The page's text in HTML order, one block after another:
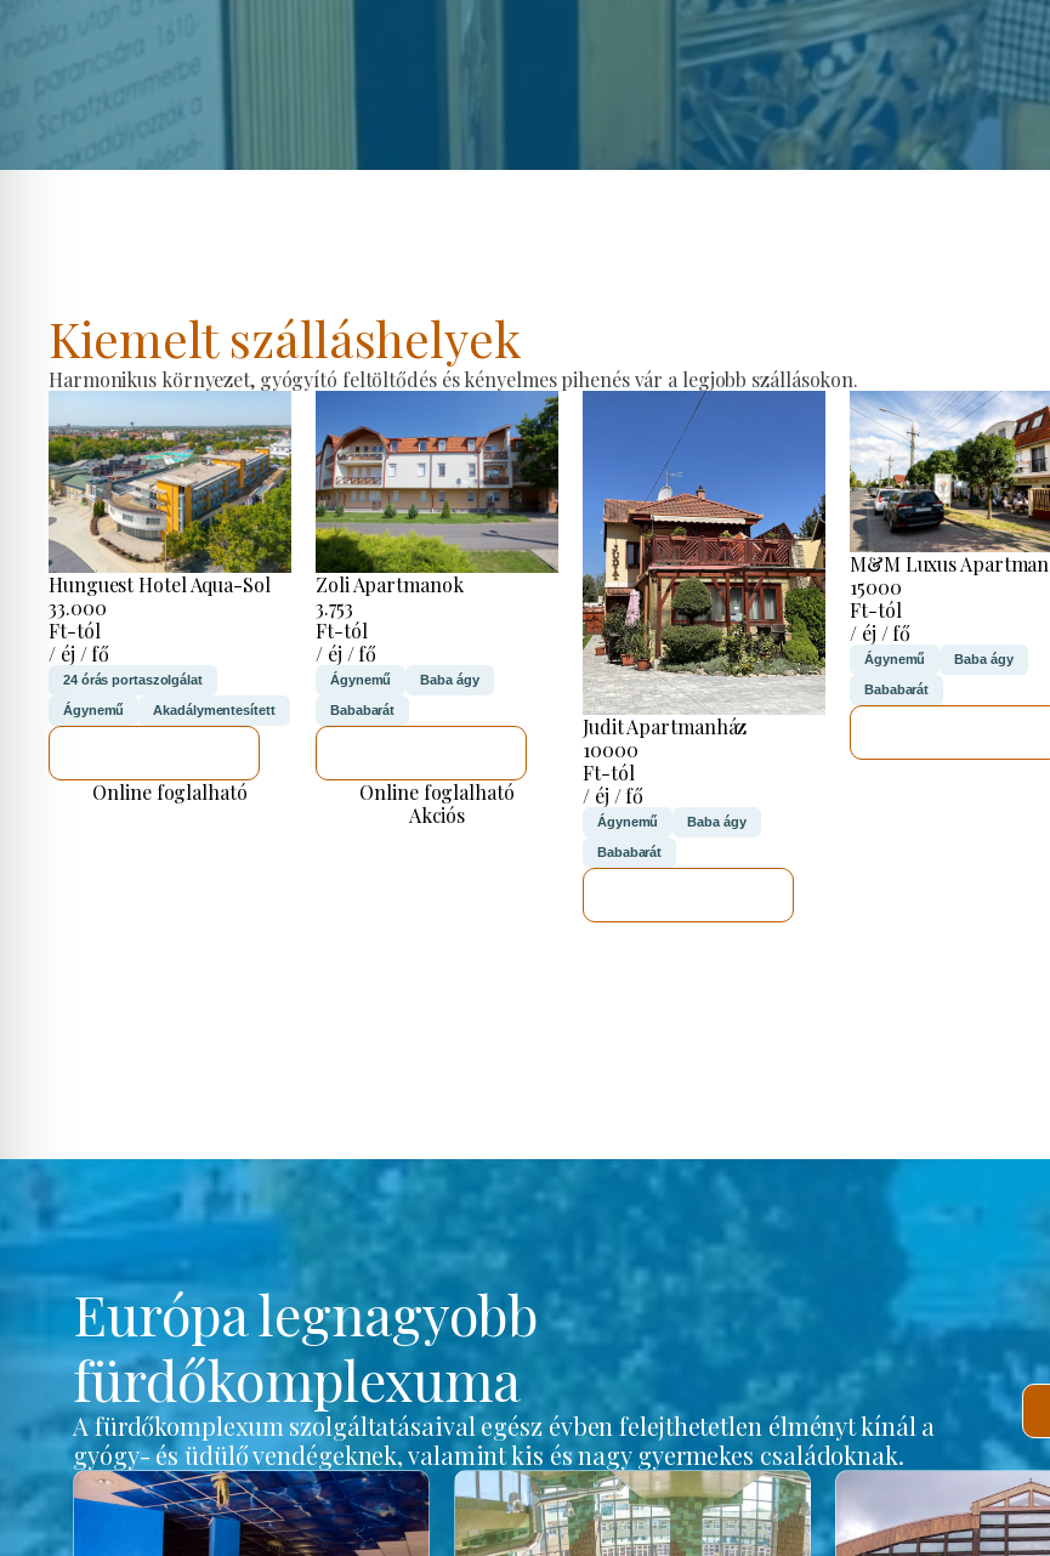
Kiemelt szálláshelyek
Harmonikus környezet, gyógyító feltöltődés és kényelmes pihenés vár a legjobb szállásokon.
Hunguest Hotel Aqua-Sol
33.000
Ft-tól
/ éj / fő
24 órás portaszolgálat
Ágynemű Akadálymentesített
Online foglalható
Zoli Apartmanok
3.753
Ft-tól
/ éj / fő
Ágynemű Baba ágy
Bababarát
Online foglalható
Akciós
Judit Apartmanház
10000
Ft-tól
/ éj / fő
Ágynemű Baba ágy
Bababarát
M&M Luxus Apartman
15000
Ft-tól
/ éj / fő
Ágynemű Baba ágy
Bababarát
Európa legnagyobb
fürdőkomplexuma
A fürdőkomplexum szolgáltatásaival egész évben felejthetetlen élményt kínál a
gyógy- és üdülő vendégeknek, valamint kis és nagy gyermekes családoknak.